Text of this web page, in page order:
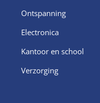
Ontspanning
Electronica
Kantoor en school
Verzorging